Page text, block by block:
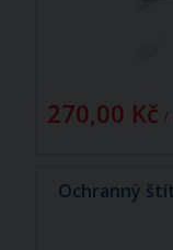
270,00 Kč /
Ochranný